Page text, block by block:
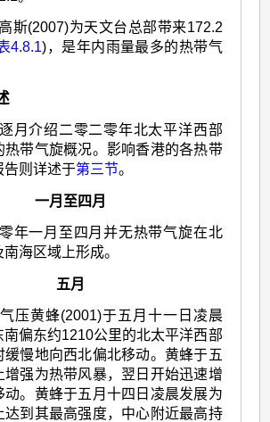
斯(2007)为天文台总部带来172.2
4.8.1)，是年内雨量最多的热带气
月介绍二零二零年北太平洋西部
热带气旋概况。影响香港的各热带
告则详述于第三节。
一月至四月
年一月至四月并无热带气旋在北
海区域上形成。
五月
压黄蜂(2001)于五月十一日凌晨
南偏东约1210公里的北太平洋西部
缓慢地向西北偏北移动。黄蜂于五
增强为热带风暴，翌日开始迅速增
动。黄蜂于五月十四日凌晨发展为
达到其最高强度，中心附近最高持